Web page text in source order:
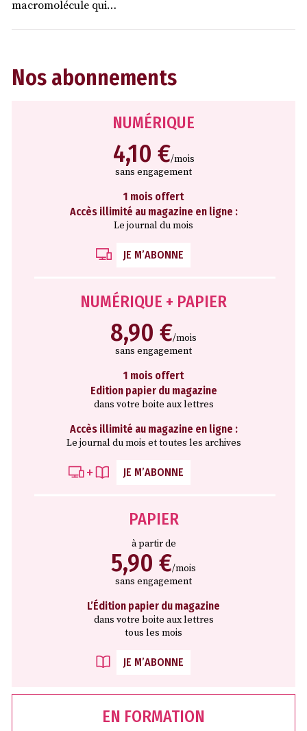
macromolécule qui…
Nos abonnements
NUMÉRIQUE
4,10 €/mois
sans engagement
1 mois offert
Accès illimité au magazine en ligne :
Le journal du mois
JE M’ABONNE
NUMÉRIQUE + PAPIER
8,90 €/mois
sans engagement
1 mois offert
Edition papier du magazine
dans votre boite aux lettres
Accès illimité au magazine en ligne :
Le journal du mois et toutes les archives
JE M’ABONNE
PAPIER
à partir de
5,90 €/mois
sans engagement
L’Édition papier du magazine
dans votre boite aux lettres
tous les mois
JE M’ABONNE
EN FORMATION